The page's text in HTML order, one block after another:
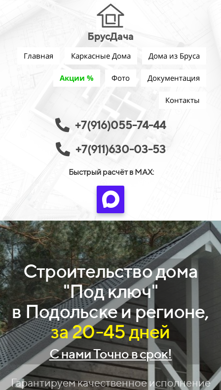
БрусДача
Главная Каркасные Дома Дома из Бруса
Акции % Фото Документация
Контакты
+7(916)055-74-44
+7(911)630-03-53
Быстрый расчёт в MAX:
Строительство дома
"Под ключ"
в Подольске и регионе,
за 20-45 дней
С нами Точно в срок!
Гарантируем качественное исполнение